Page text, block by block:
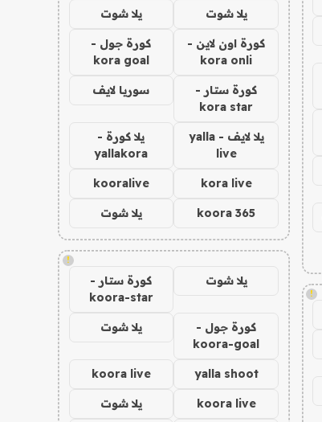
!
يلا شوت يلا شوت
كورة اون لاين -
kora onli
كورة جول -
kora goal
كورة ستار -
kora star
سوريا لايف
يلا لايف - yalla
live
يلا كورة -
yallakora
kora live
kooralive
koora 365 يلا شوت
!
يلا شوت
كورة ستار -
koora-star
كورة جول -
koora-goal
يلا شوت
yalla shoot
koora live
koora live يلا شوت